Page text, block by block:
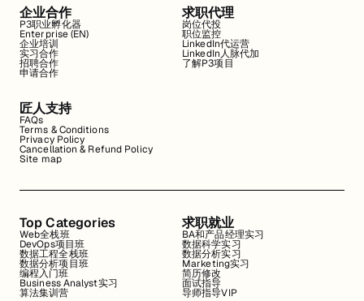
企业合作
P3职业孵化器
Enterprise (EN)
企业培训
实习合作
招聘合作
申请合作
求职代理
岗位代投
职位监控
LinkedIn代运营
LinkedIn人脉代加
了解P3项目
匠人支持
FAQs
Terms & Conditions
Privacy Policy
Cancellation & Refund Policy
Site map
Top Categories
Web全栈班
DevOps项目班
数据工程全栈班
数据分析项目班
编程入门班
Business Analyst实习
算法集训营
求职就业
BA和产品经理实习
数据科学实习
数据分析实习
Marketing实习
简历修改
面试指导
导师指导VIP